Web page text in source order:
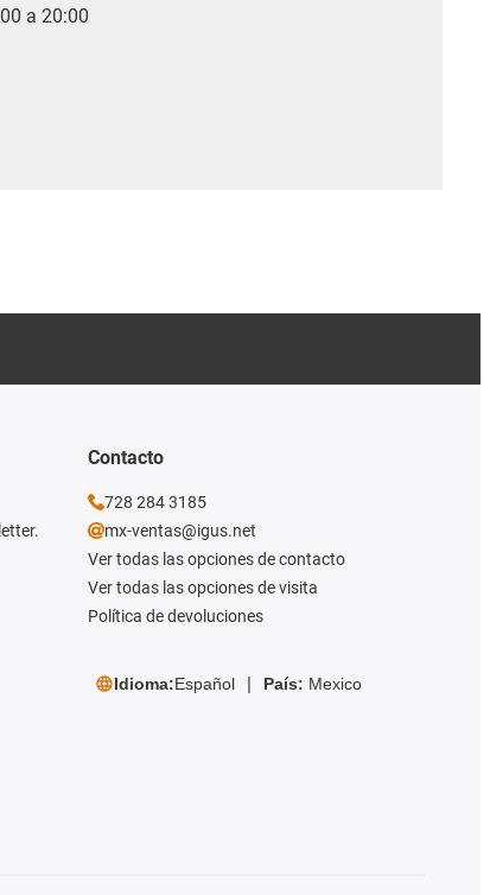
a 20:00
Contacto
728 284 3185
mx-ventas@igus.net
Ver todas las opciones de contacto
Ver todas las opciones de visita
Política de devoluciones
Idioma:Español País: Mexico